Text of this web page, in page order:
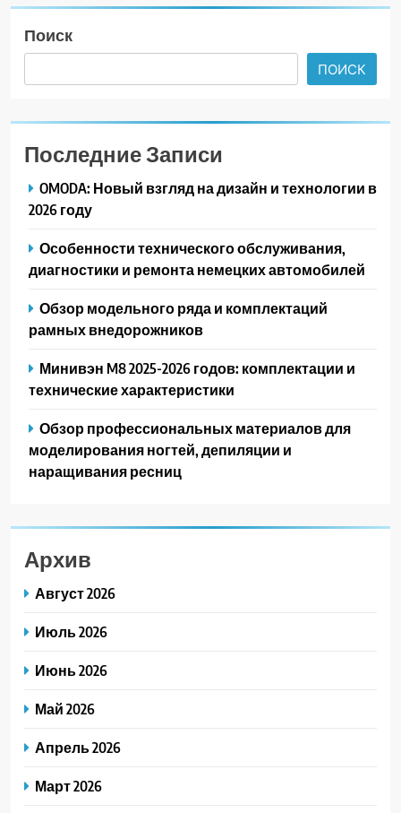
Поиск
ПОИСК
Последние Записи
OMODA: Новый взгляд на дизайн и технологии в
2026 году
Особенности технического обслуживания,
диагностики и ремонта немецких автомобилей
Обзор модельного ряда и комплектаций
рамных внедорожников
Минивэн M8 2025-2026 годов: комплектации и
технические характеристики
Обзор профессиональных материалов для
моделирования ногтей, депиляции и
наращивания ресниц
Архив
Август 2026
Июль 2026
Июнь 2026
Май 2026
Апрель 2026
Март 2026